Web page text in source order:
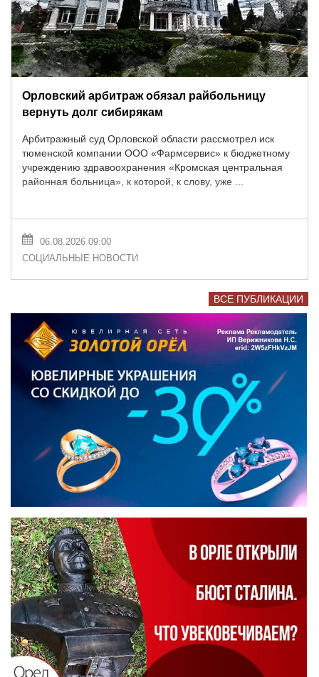
Орловский арбитраж обязал райбольницу
вернуть долг сибирякам
Арбитражный суд Орловской области рассмотрел иск
тюменской компании ООО «Фармсервис» к бюджетному
учреждению здравоохранения «Кромская центральная
районная больница», к которой, к слову, уже ...
06.08.2026 09:00
СОЦИАЛЬНЫЕ НОВОСТИ
ВСЕ ПУБЛИКАЦИИ